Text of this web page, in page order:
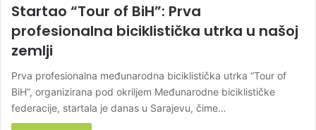
Startao “Tour of BiH”: Prva
profesionalna biciklistička utrka u našoj
zemlji
Prva profesionalna međunarodna biciklistička utrka “Tour of
BiH”, organizirana pod okriljem Međunarodne biciklističke
federacije, startala je danas u Sarajevu, čime…